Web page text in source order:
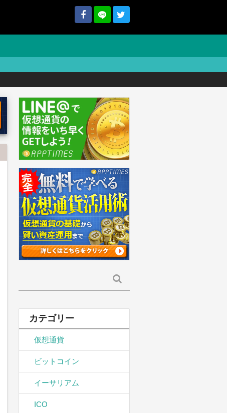
索:
カテゴリー
仮想通貨
ビットコイン
イーサリアム
ICO